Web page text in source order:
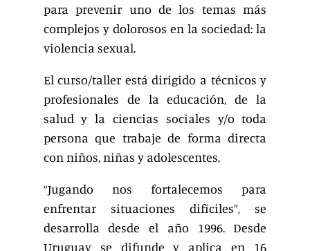
para prevenir uno de los temas más
complejos y dolorosos en la sociedad: la
violencia sexual.
El curso/taller está dirigido a técnicos y
profesionales de la educación, de la
salud y la ciencias sociales y/o toda
persona que trabaje de forma directa
con niños, niñas y adolescentes.
“Jugando nos fortalecemos para
enfrentar situaciones difíciles”, se
desarrolla desde el año 1996. Desde
Uruguay se difunde y aplica en 16